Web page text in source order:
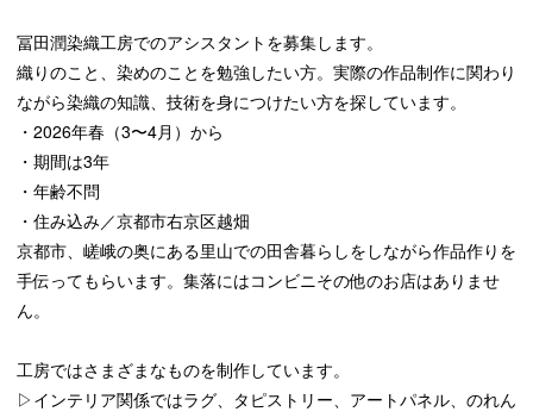
滞在型制作
ACCESS
CONTACT
お問い合わせ
冨田潤染織工房でのアシスタントを募集します。
織りのこと、染めのことを勉強したい方。実際の作品制作に関わり
ながら染織の知識、技術を身につけたい方を探しています。
・2026年春（3〜4月）から
・期間は3年
・年齢不問
・住み込み／京都市右京区越畑
京都市、嵯峨の奥にある里山での田舎暮らしをしながら作品作りを
手伝ってもらいます。集落にはコンビニその他のお店はありませ
ん。
工房ではさまざまなものを制作しています。
▷インテリア関係ではラグ、タピストリー、アートパネル、のれん